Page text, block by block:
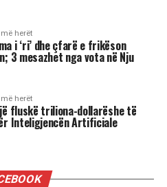
të bëhet e fortë. Ata
që i sfidojnë në
në rolin udhëheqës.
të ushtrojnë më
zilitë e
Krahasimet e